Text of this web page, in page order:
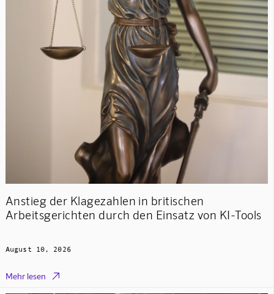
Anstieg der Klagezahlen in britischen
Arbeitsgerichten durch den Einsatz von KI-Tools
August 10, 2026
Mehr lesen 